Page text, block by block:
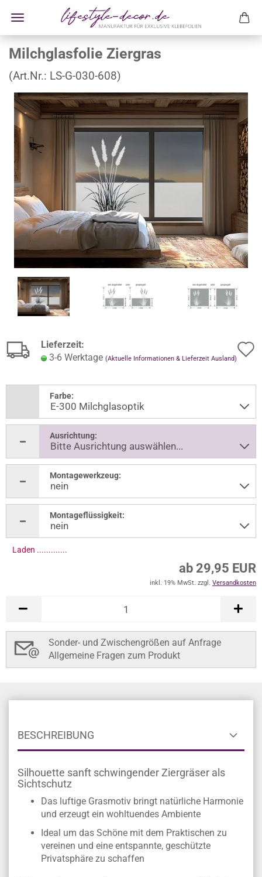
Milchglasfolie Ziergras
(Art.Nr.: LS-G-030-608)
Lieferzeit:
3-6 Werktage (Aktuelle Informationen & Lieferzeit Ausland)
Farbe:
Ausrichtung:
Montagewerkzeug:
Montageflüssigkeit:
Laden ..............
ab 29,95 EUR
inkl. 19% MwSt. zzgl. Versandkosten
Sonder- und Zwischengrößen auf Anfrage
Allgemeine Fragen zum Produkt
BESCHREIBUNG
Silhouette sanft schwingender Ziergräser als
Sichtschutz
Das luftige Grasmotiv bringt natürliche Harmonie
und erzeugt ein wohltuendes Ambiente
Ideal um das Schöne mit dem Praktischen zu
vereinen und eine entspannte, geschützte
Privatsphäre zu schaffen